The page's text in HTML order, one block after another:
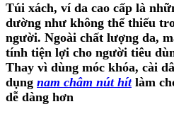
Túi xách, ví da cao cấp là
dường như không thể thiếu
người. Ngoài chất lượng da,
tính tiện lợi cho người tiêu
Thay vì dùng móc khóa, cài
dụng nam châm nút hítlàm
dễ dàng hơn